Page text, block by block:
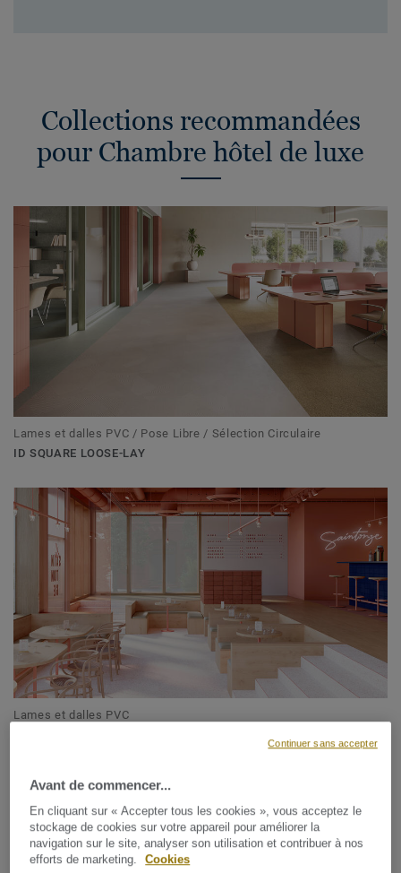
Collections recommandées
pour Chambre hôtel de luxe
Lames et dalles PVC / Pose Libre / Sélection Circulaire
ID SQUARE LOOSE-LAY
Lames et dalles PVC
Avant de commencer...
En cliquant sur « Accepter tous les cookies », vous acceptez le
stockage de cookies sur votre appareil pour améliorer la
navigation sur le site, analyser son utilisation et contribuer à nos
efforts de marketing.
Cookies
Continuer sans accepter